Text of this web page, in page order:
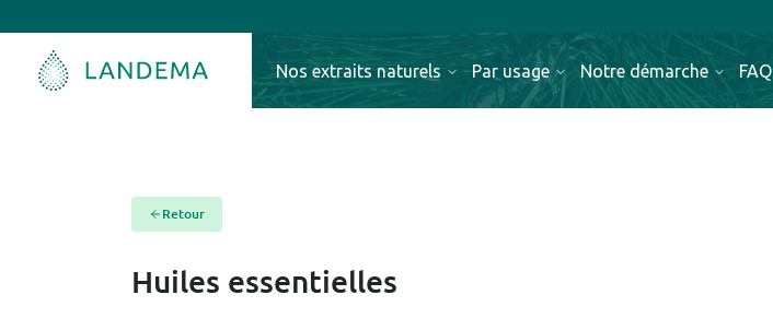
Nos extraits naturels Par usage Notre démarche FAQ
Retour
Huiles essentielles